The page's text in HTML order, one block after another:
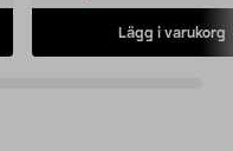
Lägg i varukorg